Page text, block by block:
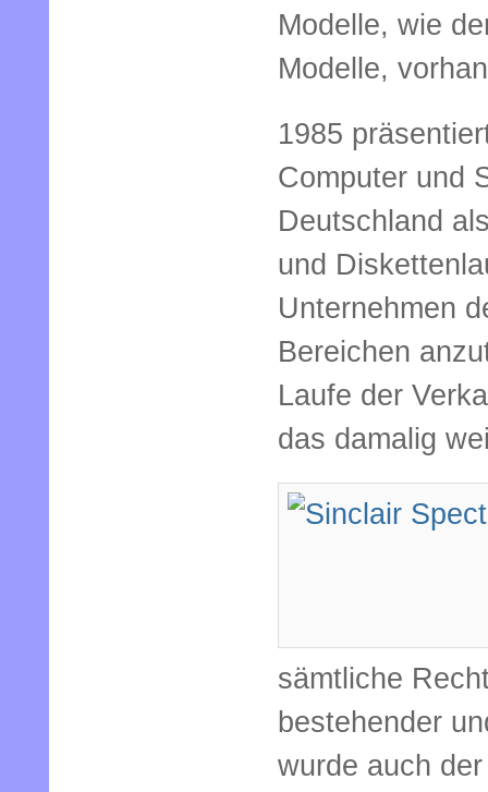
Modelle, wie
Modelle,
1985
Computer und
Deutschland
und
Unternehmen
Bereichen
Laufe der
das damalig
sämtliche
bestehender
wurde auch